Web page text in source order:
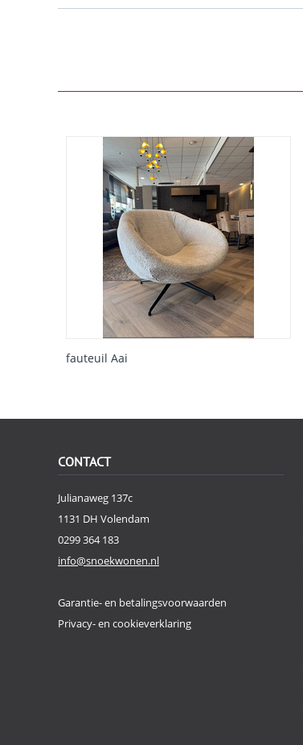
fauteuil Aai
CONTACT
Julianaweg 137c
1131 DH Volendam
0299 364 183
info@snoekwonen.nl
Garantie- en betalingsvoorwaarden
Privacy- en cookieverklaring